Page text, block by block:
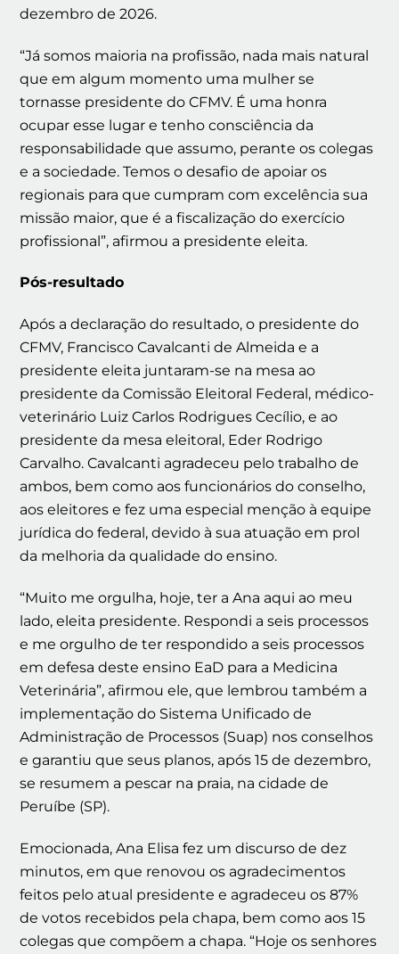
dezembro de 2026.
“Já somos maioria na profissão, nada mais natural
que em algum momento uma mulher se
tornasse presidente do CFMV. É uma honra
ocupar esse lugar e tenho consciência da
responsabilidade que assumo, perante os colegas
e a sociedade. Temos o desafio de apoiar os
regionais para que cumpram com excelência sua
missão maior, que é a fiscalização do exercício
profissional”, afirmou a presidente eleita.
Pós-resultado
Após a declaração do resultado, o presidente do
CFMV, Francisco Cavalcanti de Almeida e a
presidente eleita juntaram-se na mesa ao
presidente da Comissão Eleitoral Federal, médico-
veterinário Luiz Carlos Rodrigues Cecílio, e ao
presidente da mesa eleitoral, Eder Rodrigo
Carvalho. Cavalcanti agradeceu pelo trabalho de
ambos, bem como aos funcionários do conselho,
aos eleitores e fez uma especial menção à equipe
jurídica do federal, devido à sua atuação em prol
da melhoria da qualidade do ensino.
“Muito me orgulha, hoje, ter a Ana aqui ao meu
lado, eleita presidente. Respondi a seis processos
e me orgulho de ter respondido a seis processos
em defesa deste ensino EaD para a Medicina
Veterinária”, afirmou ele, que lembrou também a
implementação do Sistema Unificado de
Administração de Processos (Suap) nos conselhos
e garantiu que seus planos, após 15 de dezembro,
se resumem a pescar na praia, na cidade de
Peruíbe (SP).
Emocionada, Ana Elisa fez um discurso de dez
minutos, em que renovou os agradecimentos
feitos pelo atual presidente e agradeceu os 87%
de votos recebidos pela chapa, bem como aos 15
colegas que compõem a chapa. “Hoje os senhores